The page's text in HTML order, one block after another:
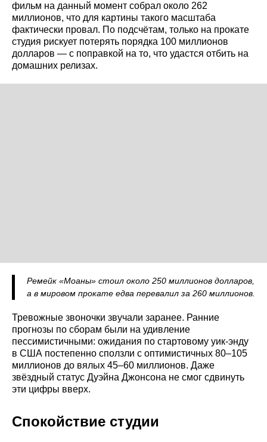
фильм на данный момент собрал около 262
миллионов, что для картины такого масштаба
фактически провал. По подсчётам, только на прокате
студия рискует потерять порядка 100 миллионов
долларов — с поправкой на то, что удастся отбить на
домашних релизах.
Ремейк «Моаны» стоил около 250 миллионов долларов,
а в мировом прокате едва перевалил за 260 миллионов.
Тревожные звоночки звучали заранее. Ранние
прогнозы по сборам были на удивление
пессимистичными: ожидания по стартовому уик-энду
в США постепенно сползли с оптимистичных 80–105
миллионов до вялых 45–60 миллионов. Даже
звёздный статус Дуэйна Джонсона не смог сдвинуть
эти цифры вверх.
Спокойствие студии